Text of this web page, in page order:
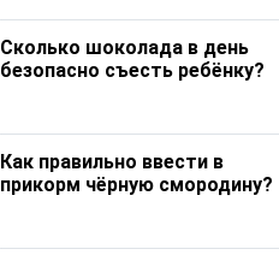
Сколько шоколада в день
безопасно съесть ребёнку?
Как правильно ввести в
прикорм чёрную смородину?